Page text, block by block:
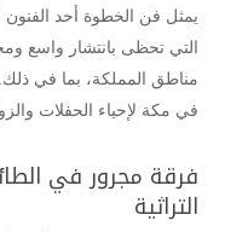
يمثل فن الخطوة أحد الفنون
التي تحظى بانتشار واسع
مناطق المملكة، بما في
في مكة لإحياء الحفلات
فرقة مجرور في
التراثية